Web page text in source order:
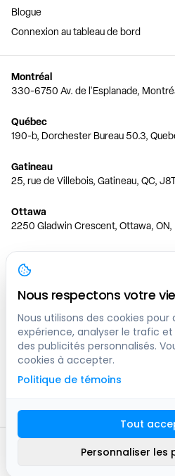
Blogue
Connexion au tableau de bord
Montréal
330-6750 Av. de l'Esplanade,
Québec
190-b, Dorchester Bureau 50.3,
Gatineau
25, rue de Villebois, Gatineau, QC,
Ottawa
2250 Gladwin Crescent, Ottawa, ON,
Toronto
150 Ferrand Dr, 6th Floor, Toronto,
Vancouver
1200 W 73rd Ave #1415, Vancouver,
Calgary
444 5 Ave SW #400 Calgary, AB, T2P
2016 -2026
Nous respectons votre
Nous utilisons des cookies
expérience, analyser le trafic
des publicités personnalisés.
cookies à accepter.
Politique de témoins
Tout
Personnaliser les